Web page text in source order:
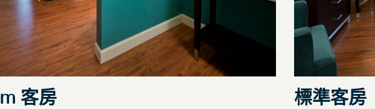
客房 標準客房